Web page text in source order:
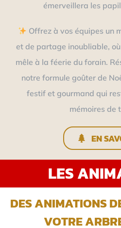
émerveillera les
Offrez à vos équipes un
et de partage inoubliable,
mêle à la féerie du forain.
notre formule goûter de
festif et gourmand qui
mémoires de
EN
LES
DES ANIMATIONS
VOTRE